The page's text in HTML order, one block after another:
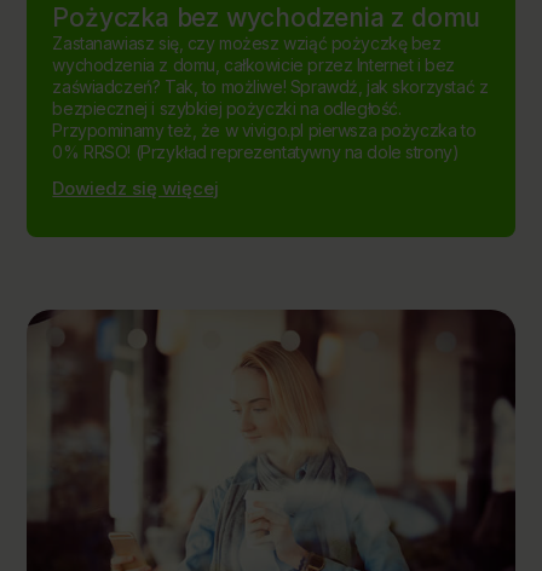
Pożyczka bez wychodzenia z domu
Zastanawiasz się, czy możesz wziąć pożyczkę bez
wychodzenia z domu, całkowicie przez Internet i bez
zaświadczeń? Tak, to możliwe! Sprawdź, jak skorzystać z
bezpiecznej i szybkiej pożyczki na odległość.
Przypominamy też, że w vivigo.pl pierwsza pożyczka to
0% RRSO! (Przykład reprezentatywny na dole strony)
Dowiedz się więcej